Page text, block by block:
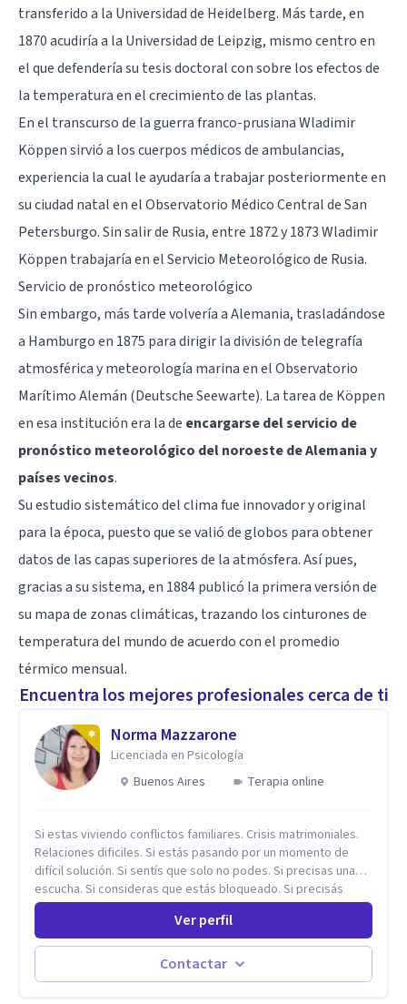
transferido a la Universidad de Heidelberg. Más tarde, en
1870 acudiría a la Universidad de Leipzig, mismo centro en
el que defendería su tesis doctoral con sobre los efectos de
la temperatura en el crecimiento de las plantas.
En el transcurso de la guerra franco-prusiana Wladimir
Köppen sirvió a los cuerpos médicos de ambulancias,
experiencia la cual le ayudaría a trabajar posteriormente en
su ciudad natal en el Observatorio Médico Central de San
Petersburgo. Sin salir de Rusia, entre 1872 y 1873 Wladimir
Köppen trabajaría en el Servicio Meteorológico de Rusia.
Servicio de pronóstico meteorológico
Sin embargo, más tarde volvería a Alemania, trasladándose
a Hamburgo en 1875 para dirigir la división de telegrafía
atmosférica y meteorología marina en el Observatorio
Marítimo Alemán (Deutsche Seewarte). La tarea de Köppen
en esa institución era la de encargarse del servicio de
pronóstico meteorológico del noroeste de Alemania y
países vecinos.
Su estudio sistemático del clima fue innovador y original
para la época, puesto que se valió de globos para obtener
datos de las capas superiores de la atmósfera. Así pues,
gracias a su sistema, en 1884 publicó la primera versión de
su mapa de zonas climáticas, trazando los cinturones de
temperatura del mundo de acuerdo con el promedio
térmico mensual.
Encuentra los mejores profesionales cerca de ti
Norma Mazzarone
Licenciada en Psicología
Buenos Aires
Terapia online
Si estas viviendo conflictos familiares. Crisis matrimoniales.
Relaciones dificiles. Si estás pasando por un momento de
difícil solución. Si sentís que solo no podes. Si precisas una
escucha. Si consideras que estás bloqueado. Si precisás
comprensión. Si no logras definir proyectos, objetivos,
sueños, deseos. Si pensás que lo que te pasa no es tan
grave, pero podría ayudar. Si estás en adicciones y tu
intención es hacer algo con lo que te está pasando. No dudes
en comunicarte a fin de comenzar a resolver la situación que
Ver perfil
Contactar